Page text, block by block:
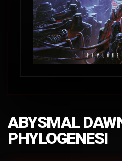
ABYSMAL
PHYLOGENESI